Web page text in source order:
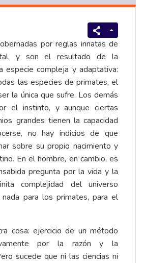
por reglas innatas de
y son el resultado de la
especie compleja y adaptativa:
las especies de primates, el
la única que sufre. Los demás
el instinto, y aunque ciertas
grandes tienen la capacidad
no hay indicios de que
sobre su propio nacimiento y
En el hombre, en cambio, es
pregunta por la vida y la
complejidad del universo
para los primates, para el
cosa: ejercicio de un método
por la razón y la
sucede que ni las ciencias ni